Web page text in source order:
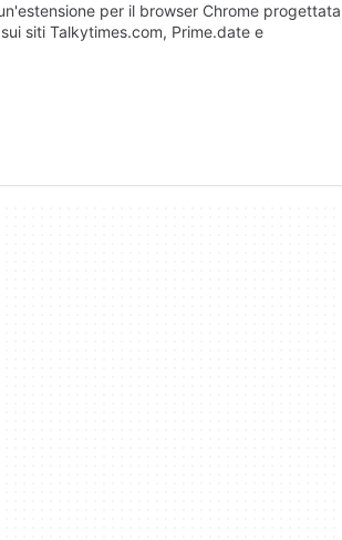
per il browser Chrome progettata
siti Talkytimes.com, Prime.date e